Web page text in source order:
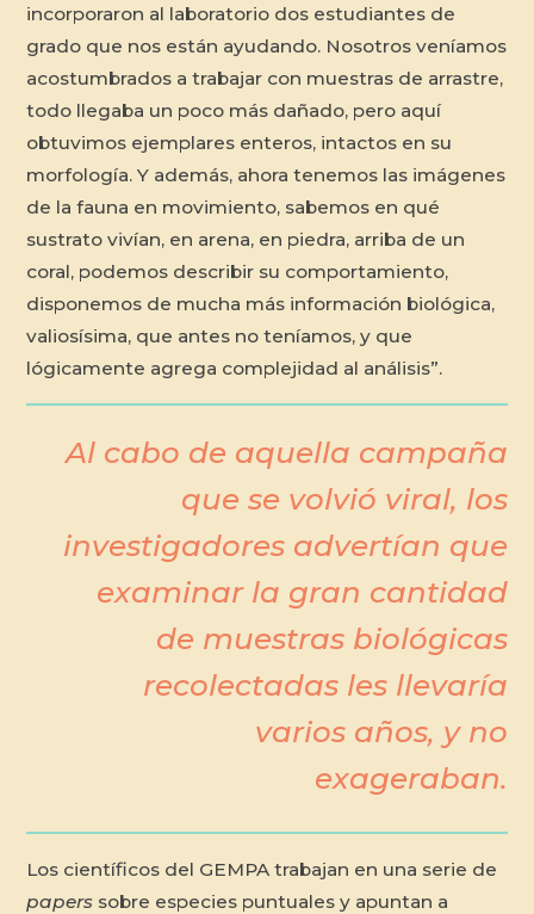
incorporaron al laboratorio dos estudiantes de
grado que nos están ayudando. Nosotros veníamos
acostumbrados a trabajar con muestras de arrastre,
todo llegaba un poco más dañado, pero aquí
obtuvimos ejemplares enteros, intactos en su
morfología. Y además, ahora tenemos las imágenes
de la fauna en movimiento, sabemos en qué
sustrato vivían, en arena, en piedra, arriba de un
coral, podemos describir su comportamiento,
disponemos de mucha más información biológica,
valiosísima, que antes no teníamos, y que
lógicamente agrega complejidad al análisis”.
Al cabo de aquella campaña
que se volvió viral, los
investigadores advertían que
examinar la gran cantidad
de muestras biológicas
recolectadas les llevaría
varios años, y no
exageraban.
Los científicos del GEMPA trabajan en una serie de
papers sobre especies puntuales y apuntan a